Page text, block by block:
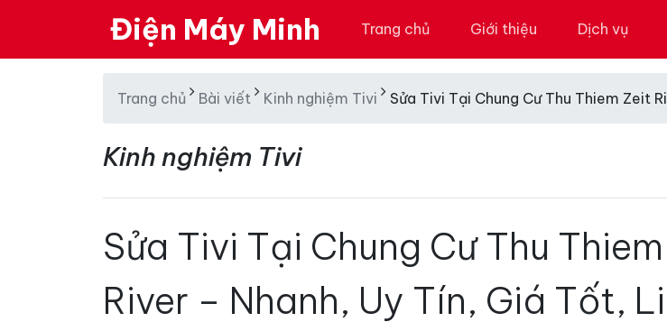
Điện Máy Minh Trang chủ Giới thiệu Dịch vụ
Trang chủ Bài viết Kinh nghiệm Tivi Sửa Tivi Tại Chung Cư Thu Thiem Zeit
Kinh nghiệm Tivi
Sửa Tivi Tại Chung Cư Thu
River – Nhanh, Uy Tín, Giá Tốt,